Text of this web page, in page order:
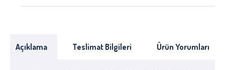
Açıklama Teslimat Bilgileri Ürün Yorumları